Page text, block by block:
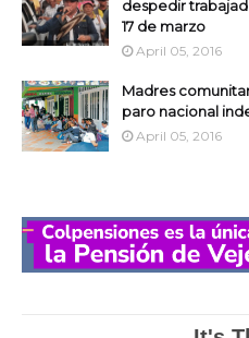
despedir
17 de marzo
April 05, 2016
Madres
paro nacional
April 05, 2016